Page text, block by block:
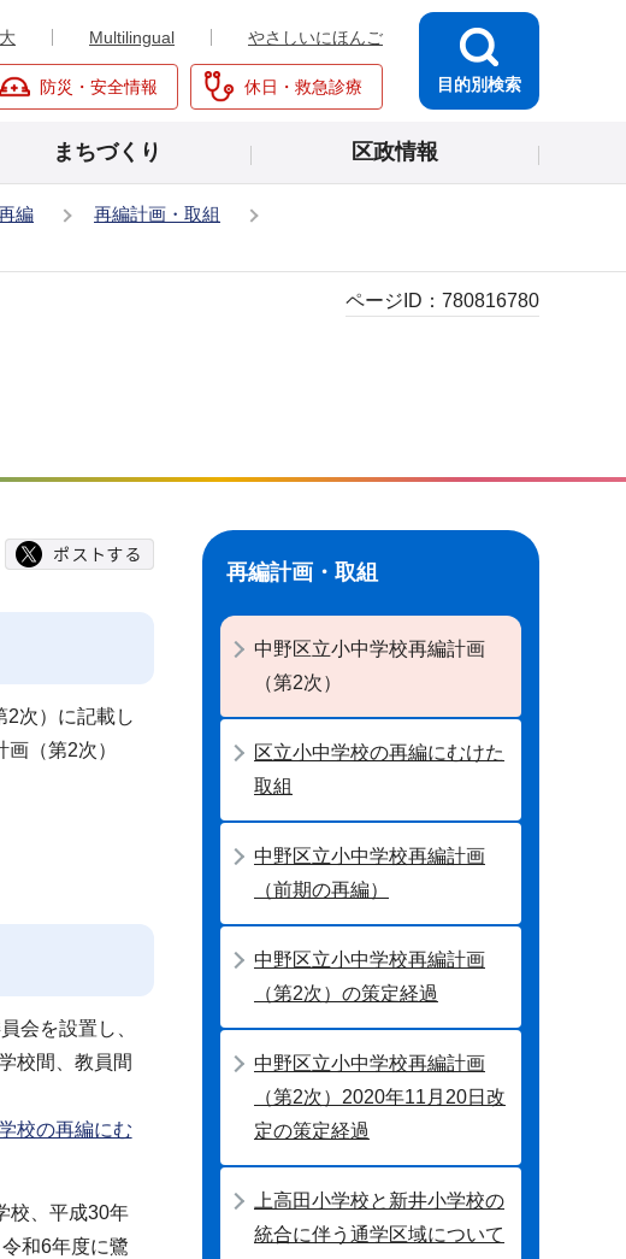
Multilingual やさしいにほんご
防災・安全情報 休日・救急診療 目的別検索
まちづくり 区政情報
編
再編計画・取組
ページID： 780816780
次）に記載し
画（第2次）
会を設置し、
校間、教員間
校の再編にむ
校、平成30年
和6年度に鷺
再編計画・取組
中野区立小中学校再編計画
（第2次）
区立小中学校の再編にむけた
取組
中野区立小中学校再編計画
（前期の再編）
中野区立小中学校再編計画
（第2次）の策定経過
中野区立小中学校再編計画
（第2次）2020年11月20日改
定の策定経過
上高田小学校と新井小学校の
統合に伴う通学区域について